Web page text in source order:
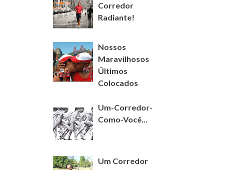
Corredor
Radiante!
Nossos
Maravilhosos
Últimos
Colocados
Um-Corredor-
Como-Você...
Um Corredor